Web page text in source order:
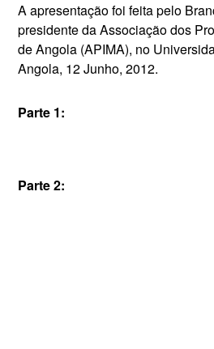
A apresentação foi feita pelo
presidente da Associação dos
de Angola (APIMA), no
Angola, 12 Junho, 2012.
Parte 1:
Parte 2: